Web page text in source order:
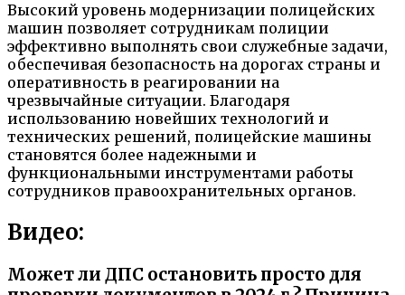
Высокий уровень модернизации полицейских
машин позволяет сотрудникам полиции
эффективно выполнять свои служебные задачи,
обеспечивая безопасность на дорогах страны и
оперативность в реагировании на
чрезвычайные ситуации. Благодаря
использованию новейших технологий и
технических решений, полицейские машины
становятся более надежными и
функциональными инструментами работы
сотрудников правоохранительных органов.
Видео:
Может ли ДПС остановить просто для